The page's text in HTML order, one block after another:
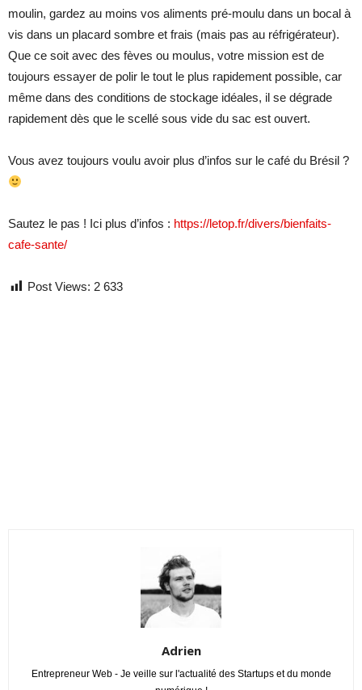
moulin, gardez au moins vos aliments pré-moulu dans un bocal à
vis dans un placard sombre et frais (mais pas au réfrigérateur).
Que ce soit avec des fèves ou moulus, votre mission est de
toujours essayer de polir le tout le plus rapidement possible, car
même dans des conditions de stockage idéales, il se dégrade
rapidement dès que le scellé sous vide du sac est ouvert.
Vous avez toujours voulu avoir plus d’infos sur le café du Brésil ?
Sautez le pas ! Ici plus d’infos : https://letop.fr/divers/bienfaits-
cafe-sante/
Post Views: 2 633
Adrien
Entrepreneur Web - Je veille sur l'actualité des Startups et du monde